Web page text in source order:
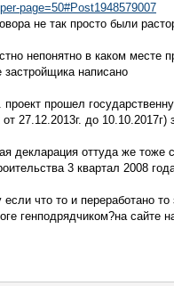
page=50#Post1948579007
не так просто были
непонятно в каком месте
застройщика написано
проект прошел
27.12.2013г. до
декларация оттуда же тоже
3 квартал 2008
если что то и переработано
генподрядчиком?на